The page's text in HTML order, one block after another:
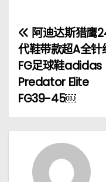
文
章
导
阿迪达斯猎鹰
代鞋带款超A全针
FG足球鞋adidas
Predator Elite
FG39-45￼